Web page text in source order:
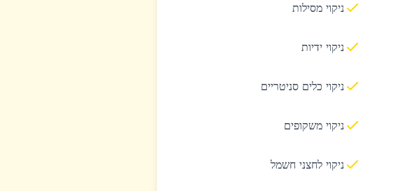
ניקוי מסילות
ניקוי ידיות
ניקוי כלים סניטריים
ניקוי משקופים
ניקוי לחצני חשמל